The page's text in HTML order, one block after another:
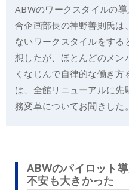
ABWのワークスタイルの
合企画部長の神野善則氏は
ないワークスタイルをす
想したが、ほとんどのメン
くなじんで自律的な働き
は、全館リニューアルに先
務変革についてお聞きした。
ABWのパイロット
不安も大きかった